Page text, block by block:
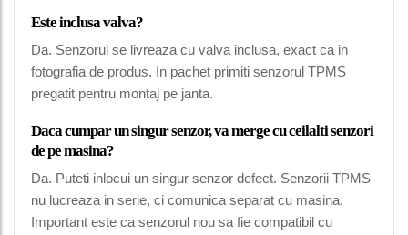
Este inclusa valva?
Da. Senzorul se livreaza cu valva inclusa, exact ca in
fotografia de produs. In pachet primiti senzorul TPMS
pregatit pentru montaj pe janta.
Daca cumpar un singur senzor, va merge cu ceilalti senzori
de pe masina?
Da. Puteti inlocui un singur senzor defect. Senzorii TPMS
nu lucreaza in serie, ci comunica separat cu masina.
Important este ca senzorul nou sa fie compatibil cu